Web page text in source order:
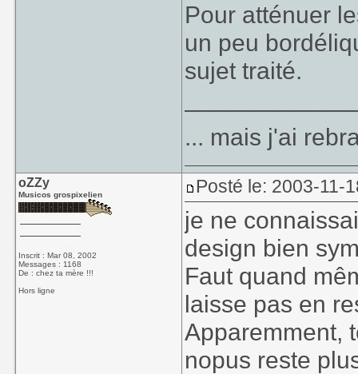
Pour atténuer
un peu
sujet traité.
... mais j'ai
oZZy
Musicos grospixelien
Inscrit : Mar 08, 2002
Messages : 1168
De : chez ta mère !!!
Hors ligne
Posté le: 2003-11-
je ne
design bien
Faut quand
laisse pas en
Apparemment,
nopus reste